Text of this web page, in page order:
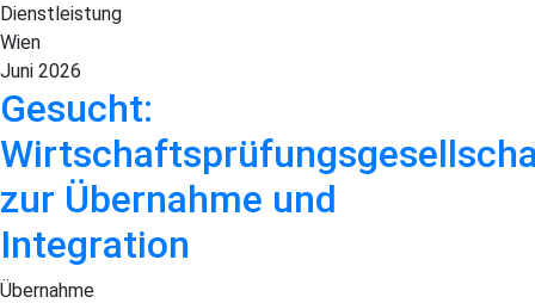
Dienstleistung
Wien
Juni 2026
Gesucht:
zur Übernahme und
Integration
Übernahme